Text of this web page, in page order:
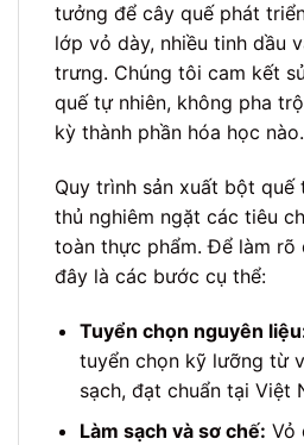
tưởng để cây quế phát
lớp vỏ dày, nhiều tinh dầu
trưng. Chúng tôi cam kết
quế tự nhiên, không pha
kỳ thành phần hóa học nào.
Quy trình sản xuất bột quế
thủ nghiêm ngặt các tiêu
toàn thực phẩm. Để làm rõ
đây là các bước cụ thể:
Tuyển chọn nguyên
tuyển chọn kỹ lưỡng từ
sạch, đạt chuẩn tại Việt
Làm sạch và sơ chế: Vỏ